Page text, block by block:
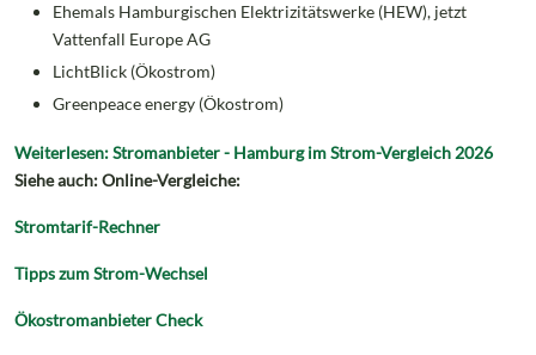
Ehemals Hamburgischen Elektrizitätswerke (HEW), jetzt
Vattenfall Europe AG
LichtBlick (Ökostrom)
Greenpeace energy (Ökostrom)
Weiterlesen: Stromanbieter - Hamburg im Strom-Vergleich 2026
Siehe auch: Online-Vergleiche:
Stromtarif-Rechner
Tipps zum Strom-Wechsel
Ökostromanbieter Check